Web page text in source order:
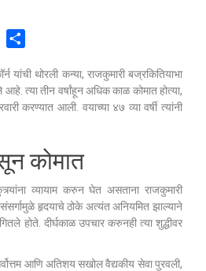
LinkedIn
यांची थोरली कन्या, राजकुमारी बज्रकितियाभा
आहे. त्या तीन वर्षांहून अधिक काळ कोमात होत्या,
करण्यात आली. वयाच्या ४७ व्या वर्षी त्यांनी
कोमात
व्यायाम करुन घेत असताना राजकुमारी
संसर्गामुळे हृदयाचे ठोके अत्यंत अनियमित झाल्याने
होते. दीर्घकाळ उपचार करुनही त्या शुद्धीवर
आणि अतिशय सखोल वैद्यकीय सेवा पुरवली,